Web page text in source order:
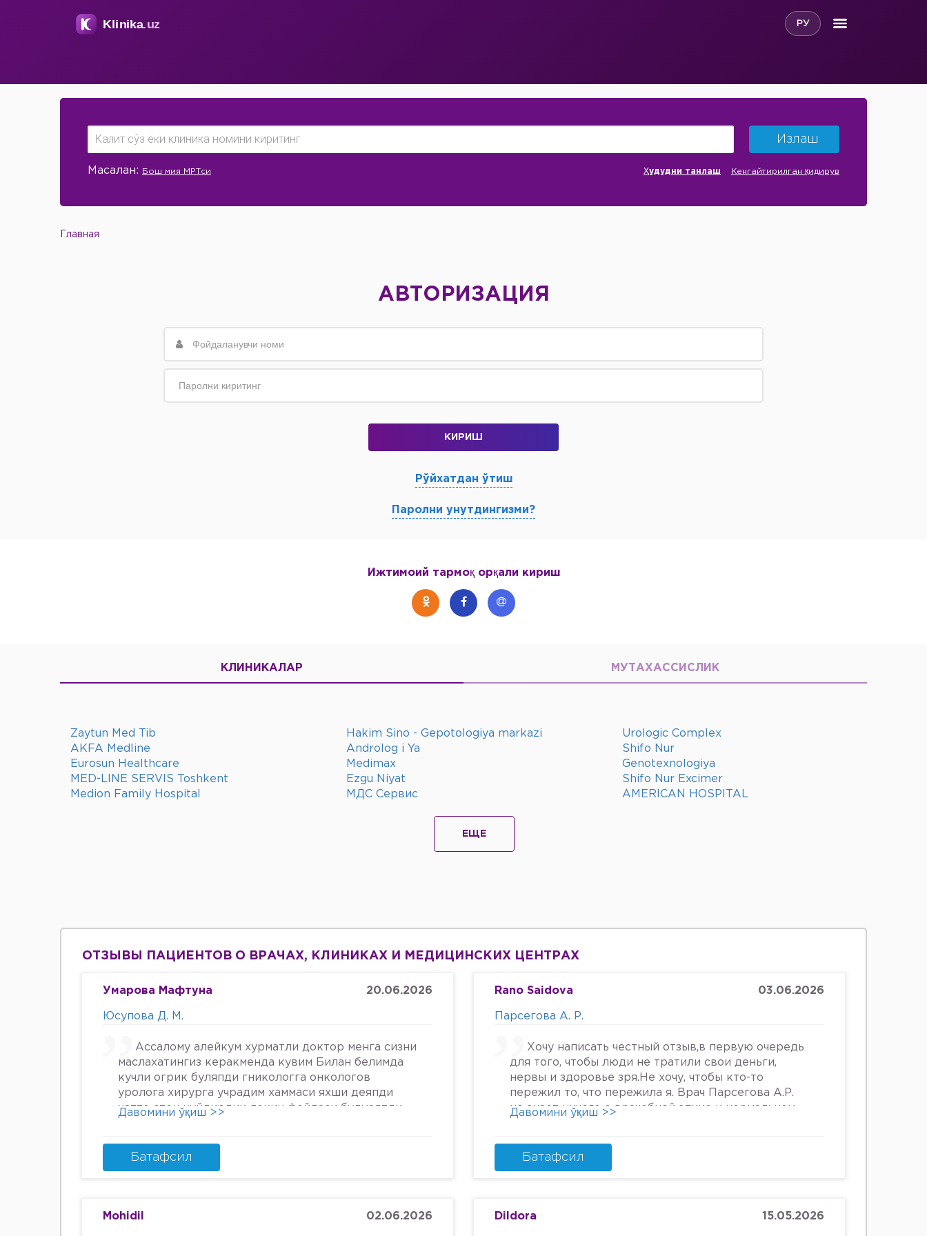
РУ
Излаш
Масалан: Бош мия МРТси Ҳудудни танлаш Кенгайтирилган қидирув
Главная
АВТОРИЗАЦИЯ
КИРИШ
Рўйхатдан ўтиш
Паролни унутдингизми?
Ижтимоий тармоқ орқали кириш
КЛИНИКАЛАР МУТАХАССИСЛИК
Zaytun Med Tib Hakim Sino - Gepotologiya markazi
Urologic Complex
AKFA Medline
Androlog i Ya
Shifo Nur
Eurosun Healthcare
Medimax
Genotexnologiya
MED-LINE SERVIS Toshkent
Ezgu Niyat
Shifo Nur Excimer
Medion Family Hospital
МДС Сервис AMERICAN HOSPITAL
ЕЩЕ
ОТЗЫВЫ ПАЦИЕНТОВ О ВРАЧАХ, КЛИНИКАХ И МЕДИЦИНСКИХ ЦЕНТРАХ
Умарова Мафтуна 20.06.2026
Юсупова Д. М.
Ассалому алейкум хурматли доктор менга сизни
маслахатингиз керакменда кувим Билан белимда
кучли огрик буляпди гникологга онкологов
уролога хирурга учрадим хаммаси яхши деяпди
хатто стен куйдирдик лекин фойдаси булмаяпди
Энди Нима килшини билмай колдим ердам Беринг
34га кирдим 3та фарзанди бор хурмат Билан
Давомини ўқиш >>
Батафсил
Rano Saidova 03.06.2026
Парсегова А. Р.
Хочу написать честный отзыв,в первую очередь
для того, чтобы люди не тратили свои деньги,
нервы и здоровье зря.Не хочу, чтобы кто-то
пережил то, что пережила я. Врач Парсегова А.Р.
не знает ничего о врачебной этике и нормальном
идите.Я не знала, что врач, тем более женщина,
может так унижать женщин, убивать в них
кресле и грубом ощупывании и т.д.,придя домой я
Давомини ўқиш >>
Батафсил
Mohidil 02.06.2026 Dildora 15.05.2026